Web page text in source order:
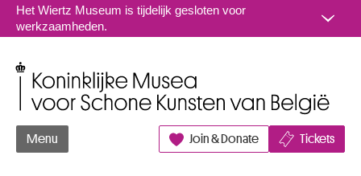
Naar inhoud
Het Wiertz Museum is tijdelijk gesloten voor
werkzaamheden.
Menu Join & Donate Tickets